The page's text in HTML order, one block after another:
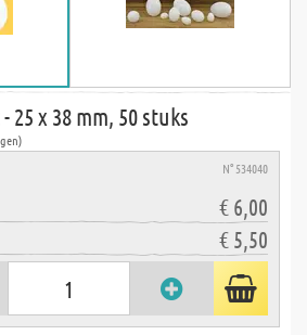
x 38 mm, 50 stuks
N° 534040
€ 6,00
€ 5,50